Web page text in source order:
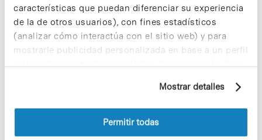
características que puedan diferenciar su experiencia
de la de otros usuarios), con fines estadísticos
(analizar cómo interactúa con el sitio web) y para
mostrarle publicidad personalizada en base a un perfil
elaborado a partir de sus hábitos de navegación (por
información sobre las cookies puede consultar
la Política de cookies del sitio web.
Mostrar detalles
Permitir todas
Cebiotex– la primera spin-off del Hospital Sant Joan de Déu
de Barcelona (HSJD) y de la Universidad Politécnica de
Reconocimiento Cecot a la Innovación 2018. Joan